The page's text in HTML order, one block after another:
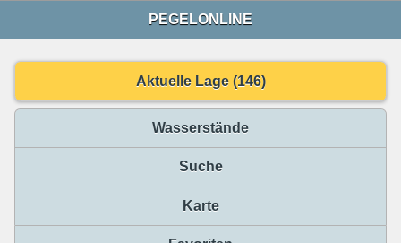
PEGELONLINE
Aktuelle Lage (146)
Wasserstände
Suche
Karte